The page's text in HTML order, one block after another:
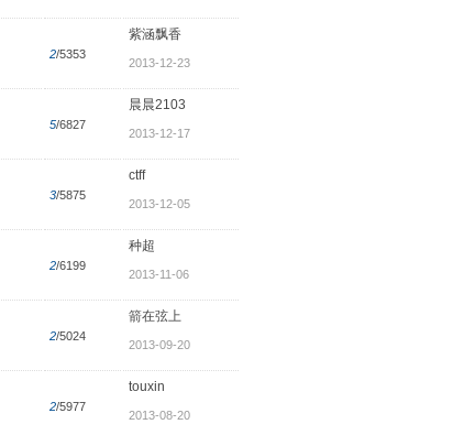
2/5353
紫涵飘香
2013-12-23
5/6827
晨晨2103
2013-12-17
3/5875
ctff
2013-12-05
2/6199
种超
2013-11-06
2/5024
箭在弦上
2013-09-20
2/5977
touxin
2013-08-20